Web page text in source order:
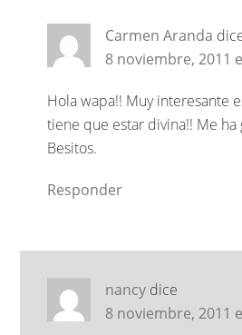
Carmen Aranda
8 noviembre, 2011
Hola wapa!! Muy interesante
tiene que estar divina!! Me ha
Besitos.
Responder
nancy dice
8 noviembre, 2011